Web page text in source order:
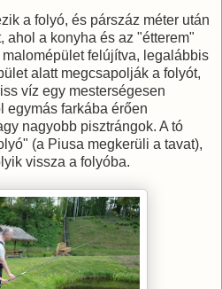
a folyó, és párszáz méter után
ahol a konyha és az "étterem"
felújítva, legalábbis
alatt megcsapolják a folyót,
víz egy mesterségesen
egymás farkába érően
nagyobb pisztrángok. A tó
(a Piusa megkerüli a tavat),
vissza a folyóba.